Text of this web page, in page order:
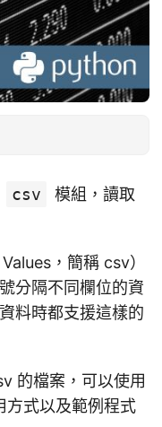
csv
模組，讀取
，簡稱 csv）
分隔不同欄位的資
料時都支援這樣的
的檔案，可以使用
方式以及範例程式